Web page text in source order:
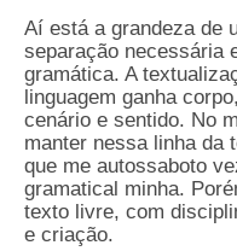
Aí está a grandeza de
separação necessária
gramática. A
linguagem ganha
cenário e sentido. No
manter nessa linha da
que me autossaboto
gramatical minha.
texto livre, com
e criação.